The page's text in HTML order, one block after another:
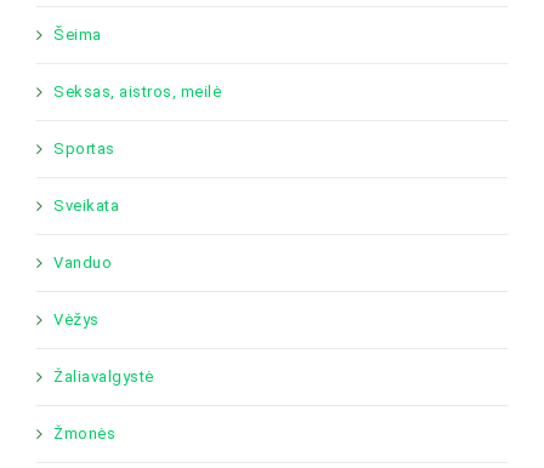
Šeima
Seksas, aistros, meilė
Sportas
Sveikata
Vanduo
Vėžys
Žaliavalgystė
Žmonės